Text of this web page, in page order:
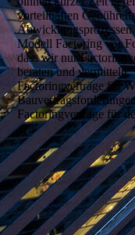
vorteilhaften
Modell Factoring vor
dass wir nur
beraten und
Factoringverträge für
Factoringverträge für